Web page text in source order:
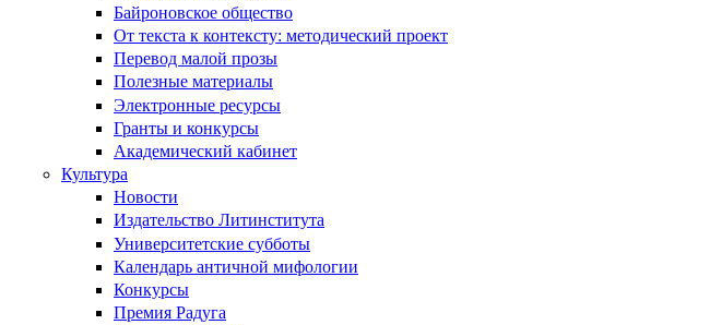
Байроновское общество
От текста к контексту: методический проект
Перевод малой прозы
Полезные материалы
Электронные ресурсы
Гранты и конкурсы
Академический кабинет
Культура
Новости
Издательство Литинститута
Университетские субботы
Календарь античной мифологии
Конкурсы
Премия Радуга